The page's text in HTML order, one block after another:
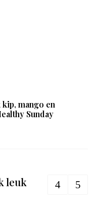
mango en
Sunday
leuk